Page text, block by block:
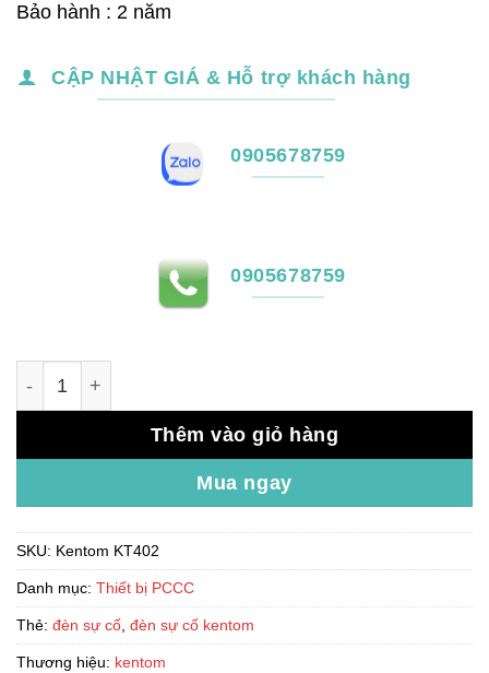
Bảo hành : 2 năm
CẬP NHẬT GIÁ & Hỗ trợ khách hàng
0905678759
0905678759
Thêm vào giỏ hàng
Mua ngay
SKU: Kentom KT402
Danh mục: Thiết bị PCCC
Thẻ: đèn sự cố, đèn sự cố kentom
Thương hiệu: kentom